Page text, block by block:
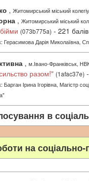
, Житомирський міський
, Житомирський міський
(073b775a) - 221 балів
Герасимова Дарія Миколаївна,
, м.Івано-Франківськ,
разом!" (1afac37e)
Барган Ірина Ігорівна, Магістр
в
на соціально-